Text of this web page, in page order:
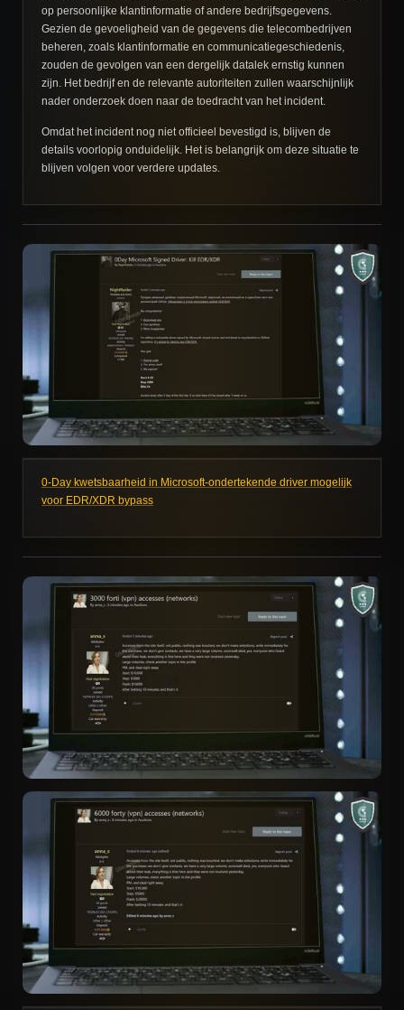
op persoonlijke klantinformatie of andere bedrijfsgegevens.
Gezien de gevoeligheid van de gegevens die telecombedrijven
beheren, zoals klantinformatie en communicatiegeschiedenis,
zouden de gevolgen van een dergelijk datalek ernstig kunnen
zijn. Het bedrijf en de relevante autoriteiten zullen waarschijnlijk
nader onderzoek doen naar de toedracht van het incident.
Omdat het incident nog niet officieel bevestigd is, blijven de
details voorlopig onduidelijk. Het is belangrijk om deze situatie te
blijven volgen voor verdere updates.
0-Day kwetsbaarheid in Microsoft-ondertekende driver mogelijk
voor EDR/XDR bypass